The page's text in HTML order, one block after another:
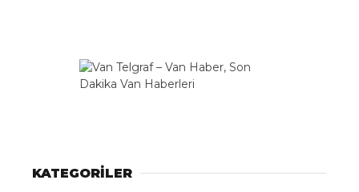
Hattı
KATEGORİLER